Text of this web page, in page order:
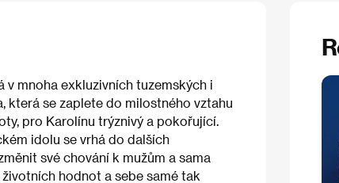
mnoha exkluzivních tuzemských i
která se zaplete do milostného vztahu
pro Karolínu trýznivý a pokořující.
idolu se vrhá do dalších
své chování k mužům a sama
hodnot a sebe samé tak